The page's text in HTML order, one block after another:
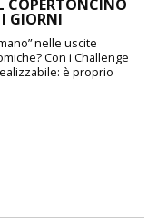
COPERTONCINO
GIORNI
nelle uscite
Con i Challenge
è proprio